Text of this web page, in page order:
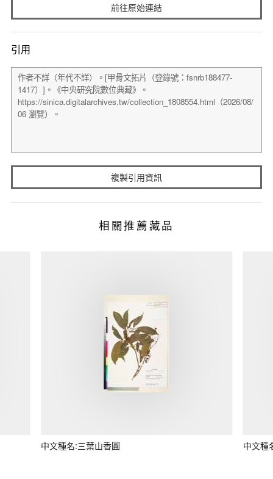
前往原始連結
引用
複製引用資訊
相關推薦藏品
中文種名:三葉山香圓 中文種